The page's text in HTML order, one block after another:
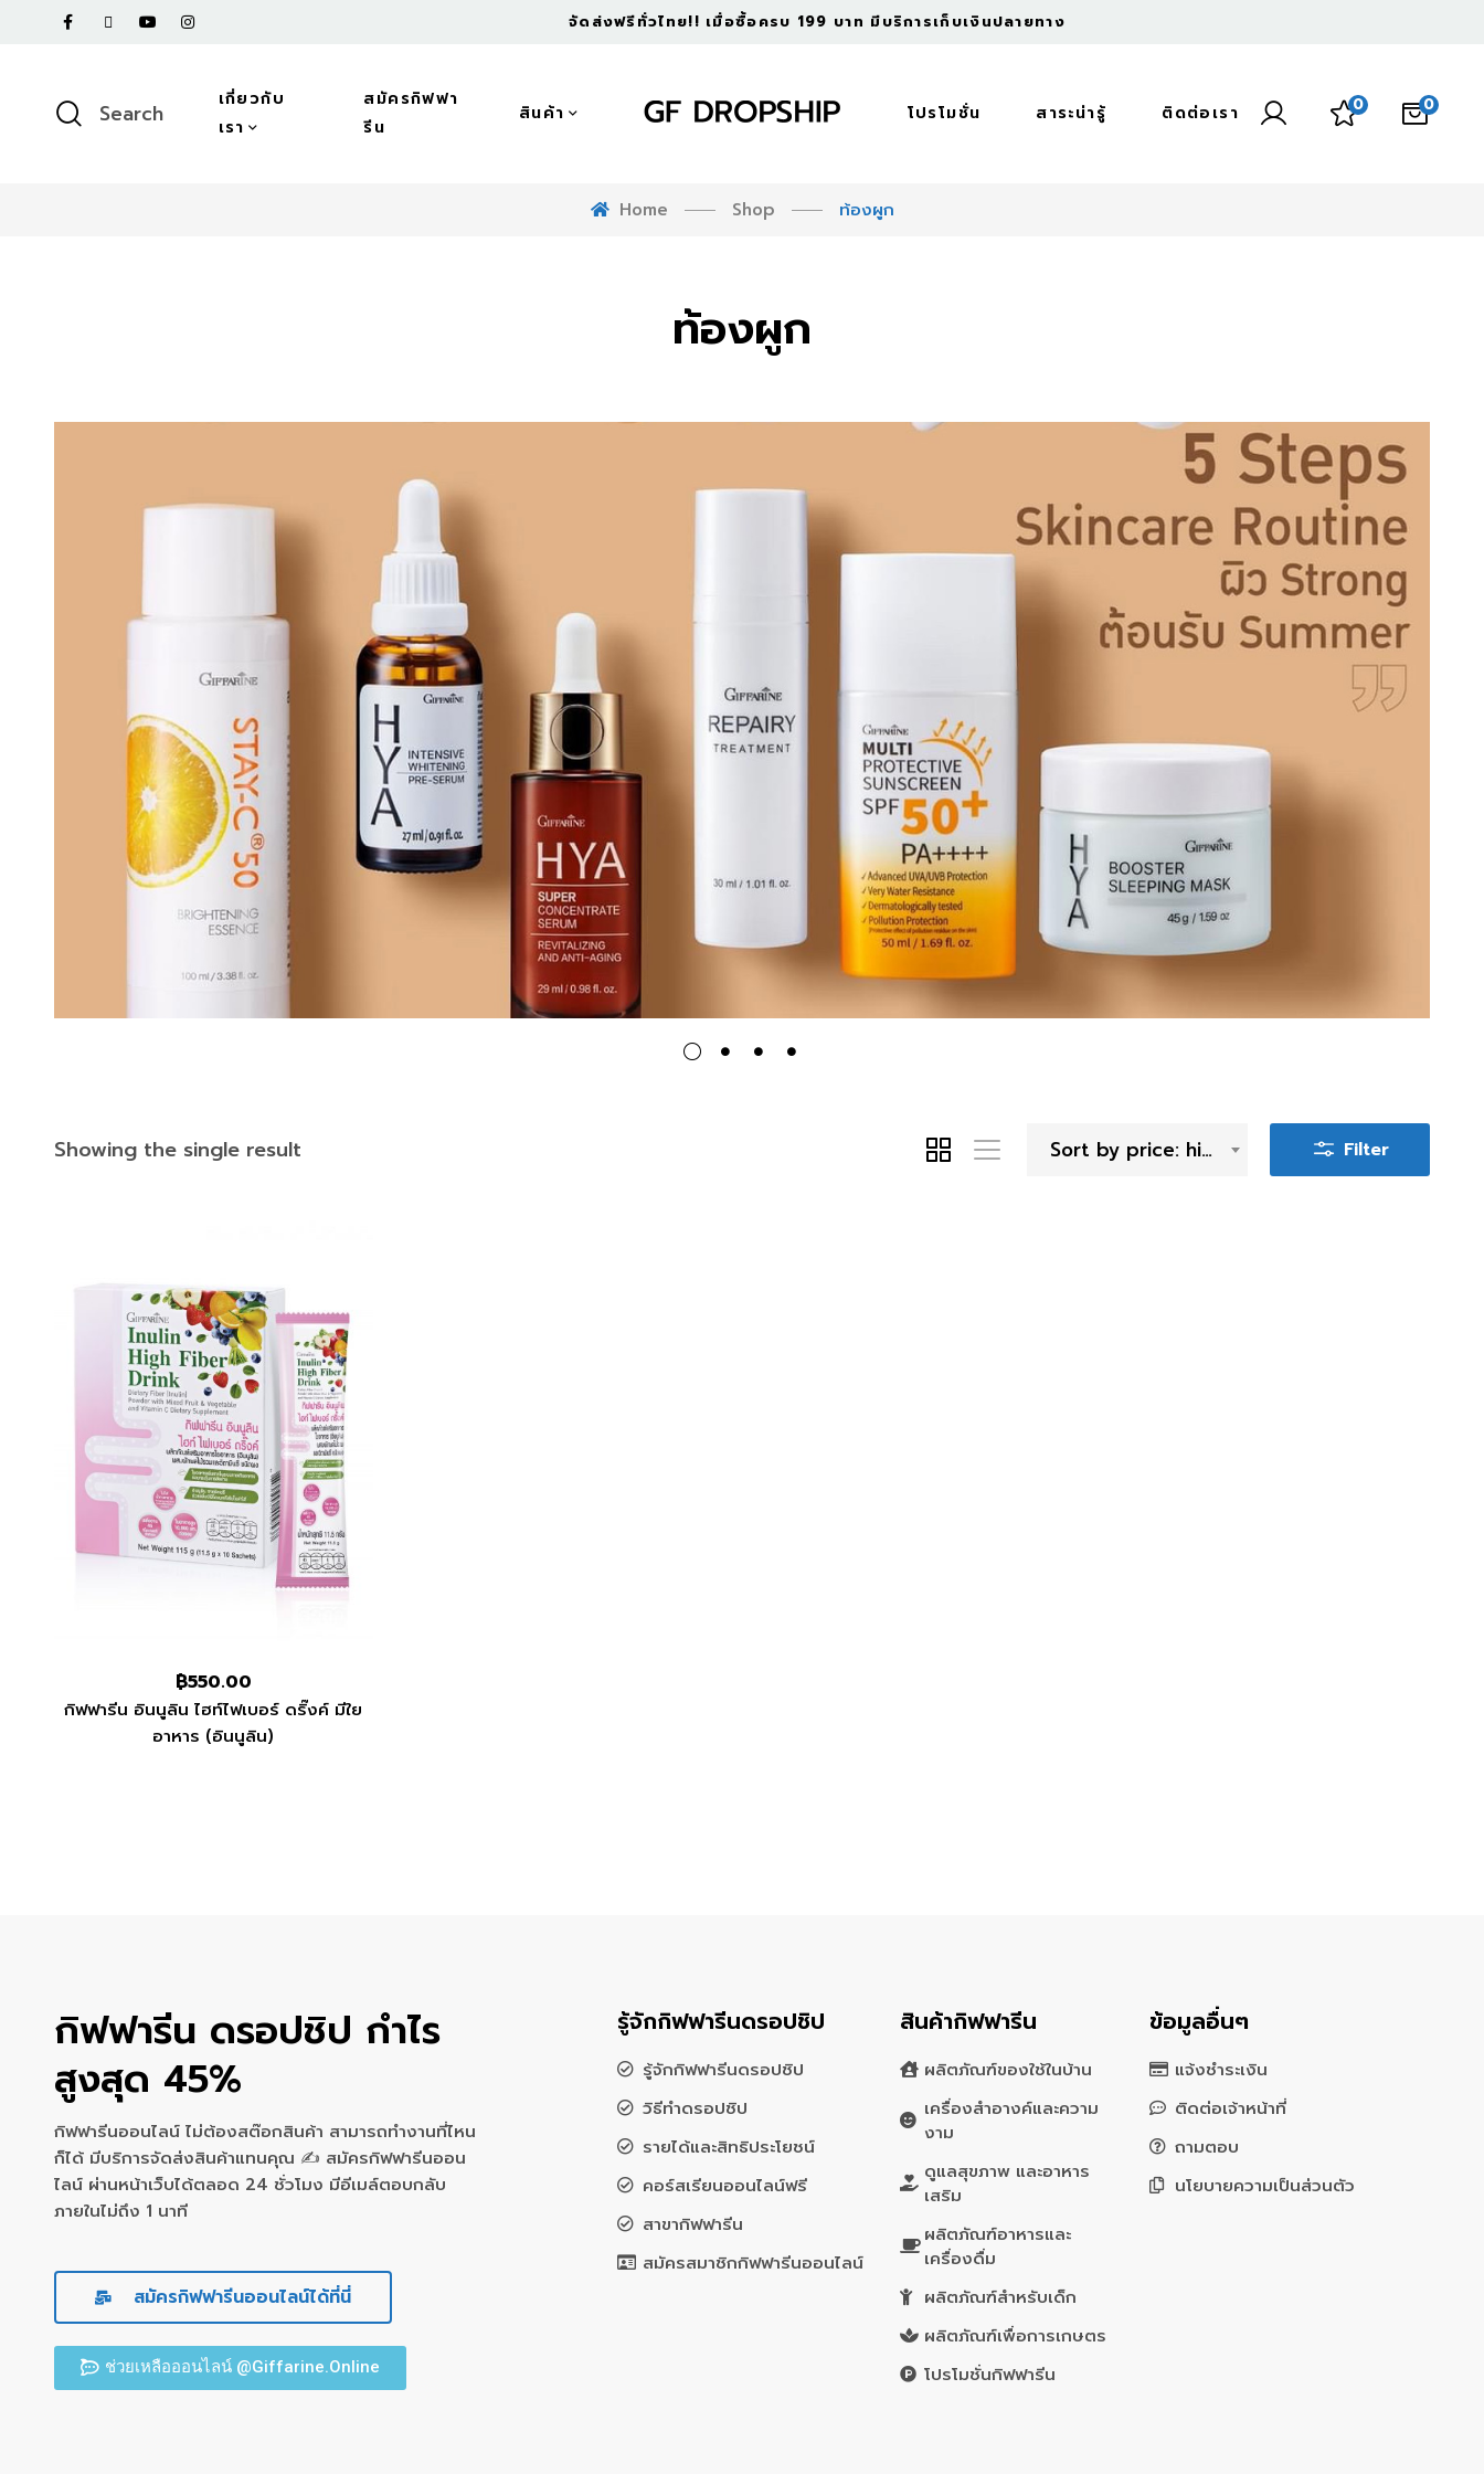
จัดส่งฟรีทั่วไทย!! เมื่อซื้อครบ 199 บาท มีบริการเก็บเงินปลายทาง
Search
เกี่ยวกับ
เรา
สมัครกิฟฟา
รีน
สินค้า โปรโมชั่น สาระน่ารู้ ติดต่อเรา 0 0
Home Shop ท้องผูก
ท้องผูก
Showing the single result Sort by price: high to low Filter
฿550.00
กิฟฟารีน อินนูลิน ไฮท์ไฟเบอร์ ดริ๊งค์ มีใย
อาหาร (อินนูลิน)
กิฟฟารีน ดรอปชิป กำไร
สูงสุด 45%
กิฟฟารีนออนไลน์ ไม่ต้องสต๊อกสินค้า สามารถทำงานที่ไหน
ก็ได้ มีบริการจัดส่งสินค้าแทนคุณ ✍ สมัครกิฟฟารีนออน
ไลน์ ผ่านหน้าเว็บได้ตลอด 24 ชั่วโมง มีอีเมล์ตอบกลับ
ภายในไม่ถึง 1 นาที
สมัครกิฟฟารีนออนไลน์ได้ที่นี่
ช่วยเหลือออนไลน์ @Giffarine.Online
รู้จักกิฟฟารีนดรอปชิป
รู้จักกิฟฟารีนดรอปชิป
วิธีทำดรอปชิป
รายได้และสิทธิประโยชน์
คอร์สเรียนออนไลน์ฟรี
สาขากิฟฟารีน
สมัครสมาชิกกิฟฟารีนออนไลน์
สินค้ากิฟฟารีน
ผลิตภัณฑ์ของใช้ในบ้าน
เครื่องสำอางค์และความ
งาม
ดูแลสุขภาพ และอาหาร
เสริม
ผลิตภัณฑ์อาหารและ
เครื่องดื่ม
ผลิตภัณฑ์สำหรับเด็ก
ผลิตภัณฑ์เพื่อการเกษตร
โปรโมชั่นกิฟฟารีน
ข้อมูลอื่นๆ
แจ้งชำระเงิน
ติดต่อเจ้าหน้าที่
ถามตอบ
นโยบายความเป็นส่วนตัว